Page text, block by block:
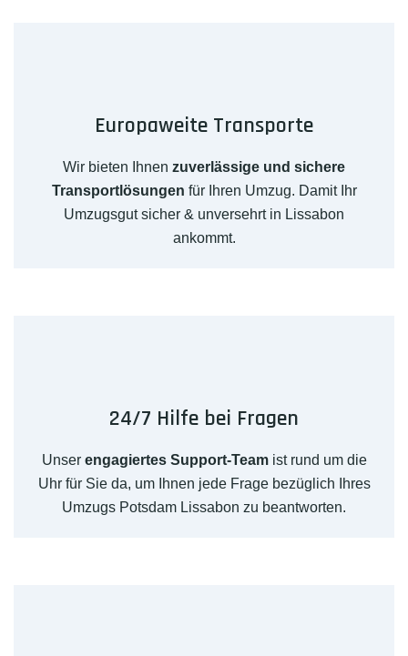
Europaweite Transporte
Wir bieten Ihnen zuverlässige und sichere
Transportlösungen für Ihren Umzug. Damit Ihr
Umzugsgut sicher & unversehrt in Lissabon
ankommt.
24/7 Hilfe bei Fragen
Unser engagiertes Support-Teamist rund um die
Uhr für Sie da, um Ihnen jede Frage bezüglich Ihres
Umzugs Potsdam Lissabon zu beantworten.